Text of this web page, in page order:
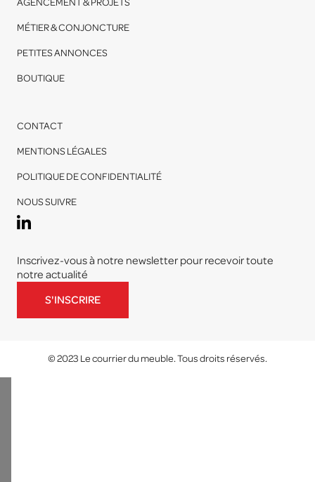
AGENCEMENT & PROJETS
MÉTIER & CONJONCTURE
PETITES ANNONCES
BOUTIQUE
CONTACT
MENTIONS LÉGALES
POLITIQUE DE CONFIDENTIALITÉ
NOUS SUIVRE
Inscrivez-vous à notre newsletter pour recevoir toute
notre actualité
S'INSCRIRE
© 2023 Le courrier du meuble. Tous droits réservés.